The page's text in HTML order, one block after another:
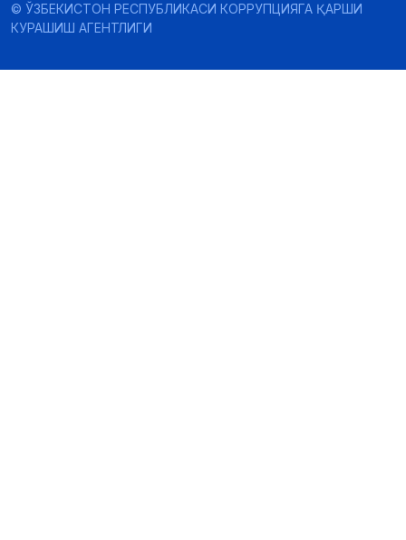
© ЎЗБЕКИСТОН РЕСПУБЛИКАСИ КОРРУПЦИЯГА ҚАРШИ
КУРАШИШ АГЕНТЛИГИ